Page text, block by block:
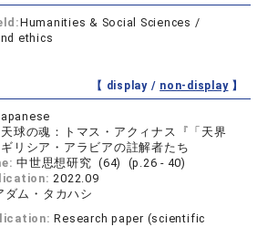
Humanities & Social Sciences /
ethics
【 display / non-display】
球の魂：トマス・アクィナス『「天界
リシア・アラビアの註解者たち
中世思想研究 (64) (p.26 - 40)
2022.09
ダム・タカハシ
Research paper (scientific